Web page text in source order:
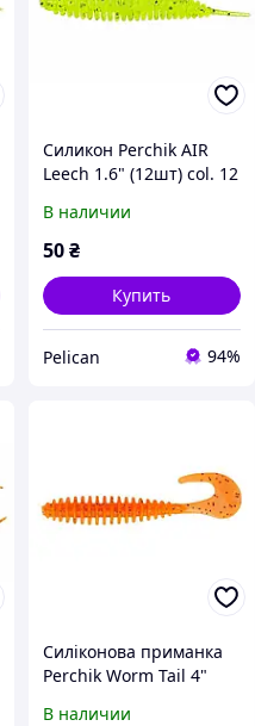
Силикон Perchik AIR
Leech 1.6" (12шт) col. 12
В наличии
50₴
Купить
Pelican 94%
Силіконова приманка
Perchik Worm Tail 4"
В наличии